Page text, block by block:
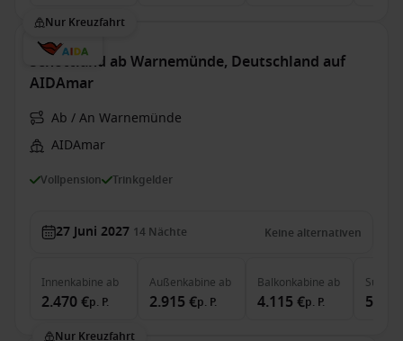
Nur Kreuzfahrt
Schottland ab Warnemünde, Deutschland auf
AIDAmar
Ab / An Warnemünde
AIDAmar
Vollpension Trinkgelder
27 Juni 2027 14 Nächte Keine alternativen
Innenkabine ab
2.470 €p. P.
Außenkabine ab
2.915 €p. P.
Balkonkabine ab
4.115 €p. P.
Suite
Nur Kreuzfahrt